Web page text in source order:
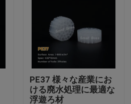
PE37 様々な産業にお
ける廃水処理に最適な
浮遊ろ材